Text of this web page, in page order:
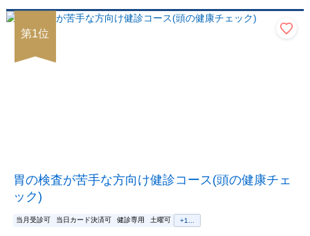
第1位
胃の検査が苦手な方向け健診コース(頭の健康チェ
ック)
当月受診可 当日カード決済可 健診専用 土曜可 +1...